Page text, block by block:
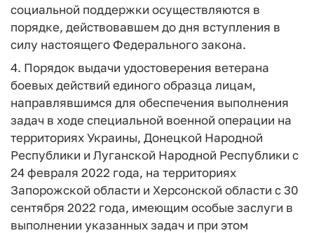
социальной поддержки осуществляются в
порядке, действовавшем до дня вступления в
силу настоящего Федерального закона.
4. Порядок выдачи удостоверения ветерана
боевых действий единого образца лицам,
направлявшимся для обеспечения выполнения
задач в ходе специальной военной операции на
территориях Украины, Донецкой Народной
Республики и Луганской Народной Республики с
24 февраля 2022 года, на территориях
Запорожской области и Херсонской области с 30
сентября 2022 года, имеющим особые заслуги в
выполнении указанных задач и при этом